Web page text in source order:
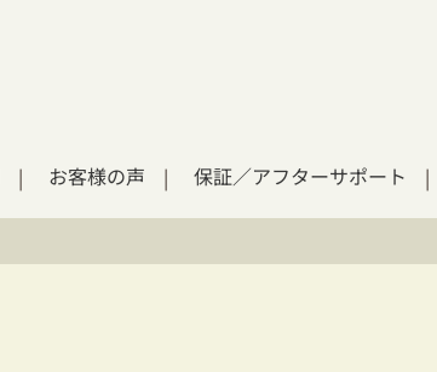
お客様の声 保証／アフターサポート